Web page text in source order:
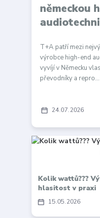
24 07 2026
německou
T+A patří mezi
výrobce high-end
vyvíjí v Německu
převodníky a
15 05 2026
Kolik wattů???
hlasitost v praxi